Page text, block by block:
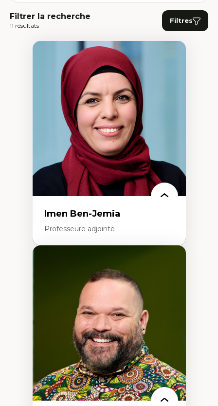
Filtrer la recherche
11 résultats
Filtres
Imen Ben-Jemia
Professeure adjointe
Discours sur la ville et représentations
Mosquées, formes et usages au Canada
Reconnaissance et représentations des
communautés immigrantes dans l'espace
Design architectural et urbain
Patrimoine et patrimonialisation
Études postcoloniales et décolonisation des
savoirs